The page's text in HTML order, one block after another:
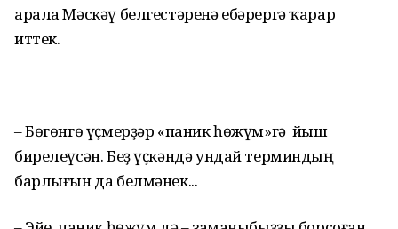
арала Мәскәү белгестәренә ебәрергә ҡарар
иттек.
– Бөгөнгө үҫмерҙәр «паник һөжүм»гә йыш
бирелеүсән. Беҙ үҫкәндә ундай терминдың
барлығын да белмәнек...